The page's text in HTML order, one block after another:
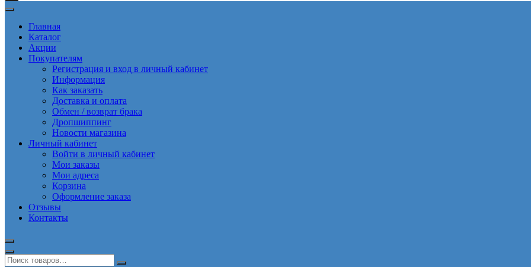
Главная
Каталог
Акции
Покупателям
Регистрация и вход в личный кабинет
Информация
Как заказать
Доставка и оплата
Обмен / возврат брака
Дропшиппинг
Новости магазина
Личный кабинет
Войти в личный кабинет
Мои заказы
Мои адреса
Корзина
Оформление заказа
Отзывы
Контакты